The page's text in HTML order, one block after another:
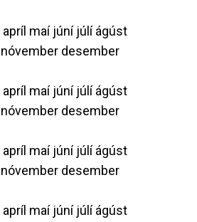
apríl maí júní júlíágúst
nóvember desember
apríl maí júní júlíágúst
nóvember desember
apríl maí júní júlíágúst
nóvember desember
apríl maí júní júlíágúst